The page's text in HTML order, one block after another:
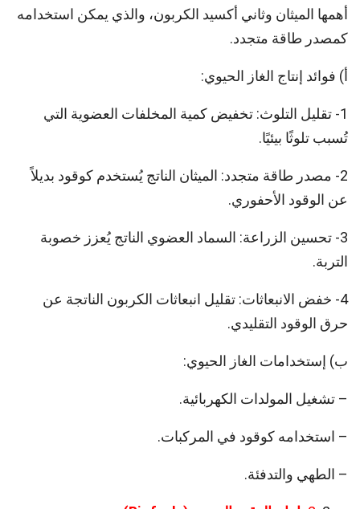
أهمها الميثان وثاني أكسيد الكربون، والذي يمكن استخدامه
كمصدر طاقة متجدد.
أ) فوائد إنتاج الغاز الحيوي:
1- تقليل التلوث: تخفيض كمية المخلفات العضوية التي
تُسبب تلوثًا بيئيًا.
2- مصدر طاقة متجدد: الميثان الناتج يُستخدم كوقود بديلاً
عن الوقود الأحفوري.
3- تحسين الزراعة: السماد العضوي الناتج يُعزز خصوبة
التربة.
4- خفض الانبعاثات: تقليل انبعاثات الكربون الناتجة عن
حرق الوقود التقليدي.
ب) إستخدامات الغاز الحيوي:
– تشغيل المولدات الكهربائية.
– استخدامه كوقود في المركبات.
– الطهي والتدفئة.